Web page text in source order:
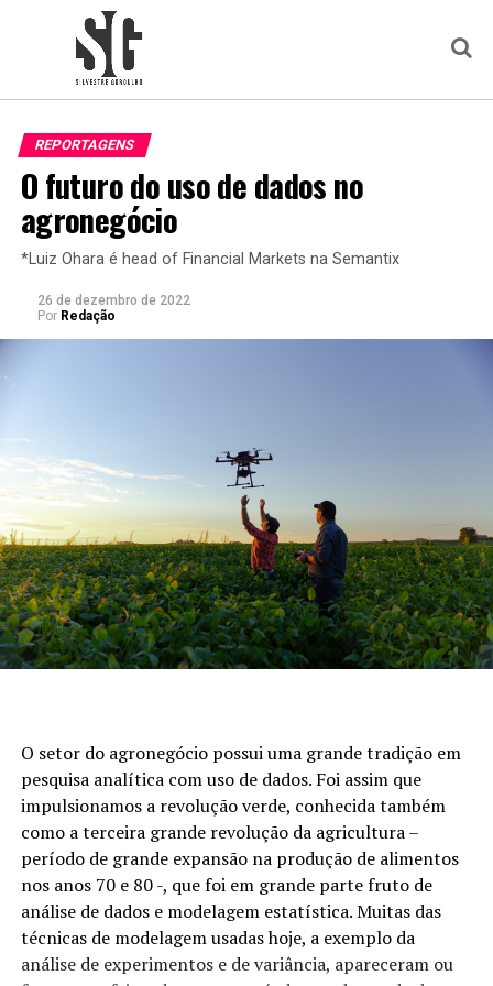
REPORTAGENS
O futuro do uso de dados no
agronegócio
*Luiz Ohara é head of Financial Markets na Semantix
26 de dezembro de 2022
Por Redação
O setor do agronegócio possui uma grande tradição em
pesquisa analítica com uso de dados. Foi assim que
impulsionamos a revolução verde, conhecida também
como a terceira grande revolução da agricultura –
período de grande expansão na produção de alimentos
nos anos 70 e 80 -, que foi em grande parte fruto de
análise de dados e modelagem estatística. Muitas das
técnicas de modelagem usadas hoje, a exemplo da
análise de experimentos e de variância, apareceram ou